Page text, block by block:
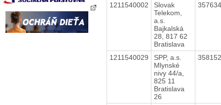
1211540002
Slovak
Telekom,
a.s.
Bajkalská
28, 817 62
Bratislava
1211540029
SPP, a.s.
Mlynské
nivy 44/a,
825 11
Bratislava
26